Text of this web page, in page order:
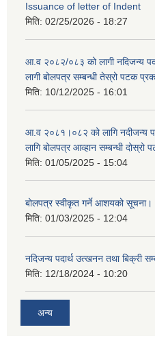
Issuance of letter of Indent
मिति: 02/25/2026 - 18:27
आ.व २०८२/०८३ को लागी नदिजन्य
लागी बोलपत्र सम्बन्धी तेस्रो पटक
मिति: 10/12/2025 - 16:01
आ.व २०८१।०८२ को लागि नदीजन्य
लागि बोलपत्र आव्हान सम्बन्धी
मिति: 01/05/2025 - 15:04
बोलपत्र स्वीकृत गर्ने आशयको
मिति: 01/03/2025 - 12:04
नदिजन्य पदार्थ उत्खनन तथा बिक्री
मिति: 12/18/2024 - 10:20
अन्य